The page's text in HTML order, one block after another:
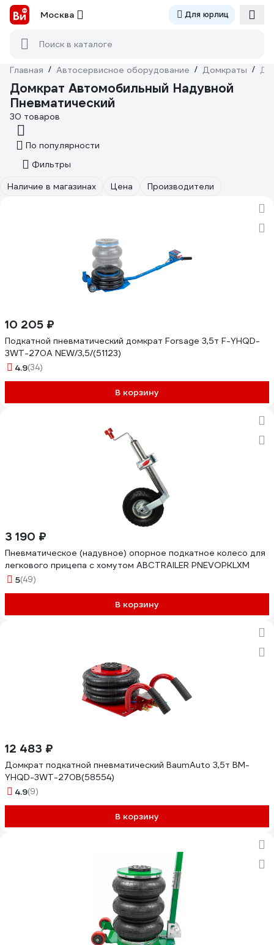
Москва Для юрлиц
Поиск в каталоге
Главная / Автосервисное оборудование / Домкраты /
Домкрат Автомобильный Надувной
Пневматический
30 товаров
По популярности
Фильтры
Наличие в магазинах
Цена Производители
10 205 ₽
Подкатной пневматический домкрат Forsage 3,5т F-YHQD-
3WT-270A NEW/3,5/(51123)
4.9(34)
В корзину
3 190 ₽
Пневматическое (надувное) опорное подкатное колесо для
легкового прицепа с хомутом ABCTRAILER PNEVOPKLXM
5(49)
В корзину
12 483 ₽
Домкрат подкатной пневматический BaumAuto 3,5т BM-
YHQD-3WT-270B(58554)
4.9(9)
В корзину